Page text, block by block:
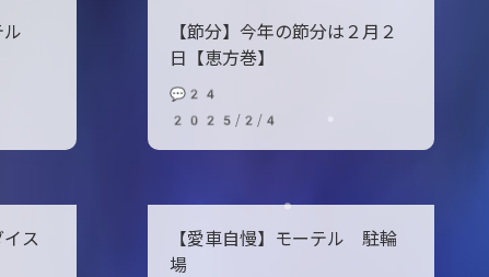
ル
【節分】今年の節分は２月２
日【恵方巻】
💬24
2025/2/4
イス
【愛車自慢】モーテル 駐輪
場